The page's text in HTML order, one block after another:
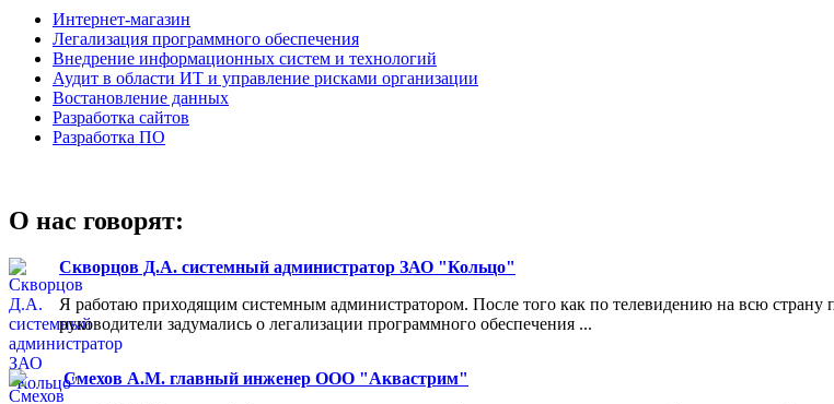
Интернет-магазин
Легализация программного обеспечения
Внедрение информационных систем и технологий
Аудит в области ИТ и управление рисками организации
Востановление данных
Разработка сайтов
Разработка ПО
О нас говорят:
Скворцов Д.А. системный администратор ЗАО "Кольцо"
Я работаю приходящим системным администратором. После того как по телевидению на всю
руководители задумались о легализации программного обеспечения ...
Смехов А.М. главный инженер ООО "Аквастрим"